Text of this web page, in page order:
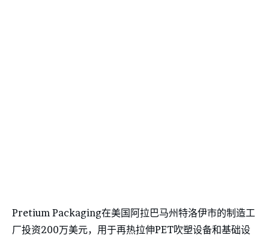
Pretium Packaging在美国阿拉巴马州特洛伊市的制造工
厂投资200万美元，用于再热拉伸PET吹塑设备和基础设